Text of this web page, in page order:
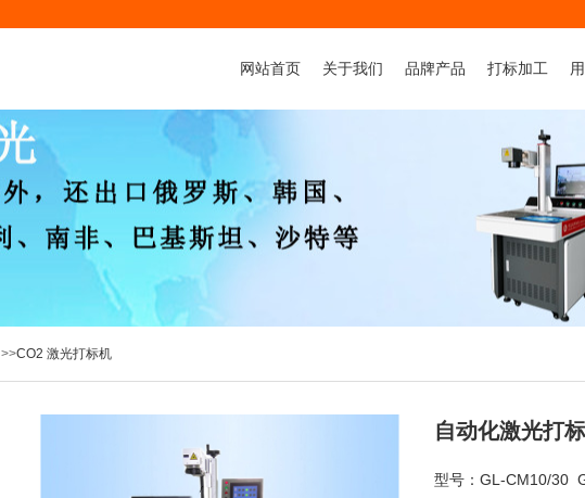
网站首页 关于我们
资质荣誉
厂房厂貌
品牌产品
激光打标机系列
流水线: 激光喷码机系列
气动打标机系列
激光雕刻机系列
代加工：打标 切割 焊接
非标自动化激光打标设备
打标加工
金属件打标加
非金属件打标
非金属品雕
金属品切割加
>>CO2 激光打标机
自动化激光打
型号：GL-CM10/30